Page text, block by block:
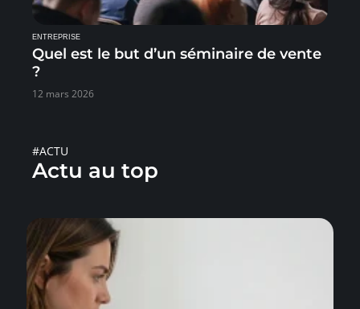
ENTREPRISE
Quel est le but d’un séminaire de vente
?
12 mars 2026
#ACTU
Actu au top